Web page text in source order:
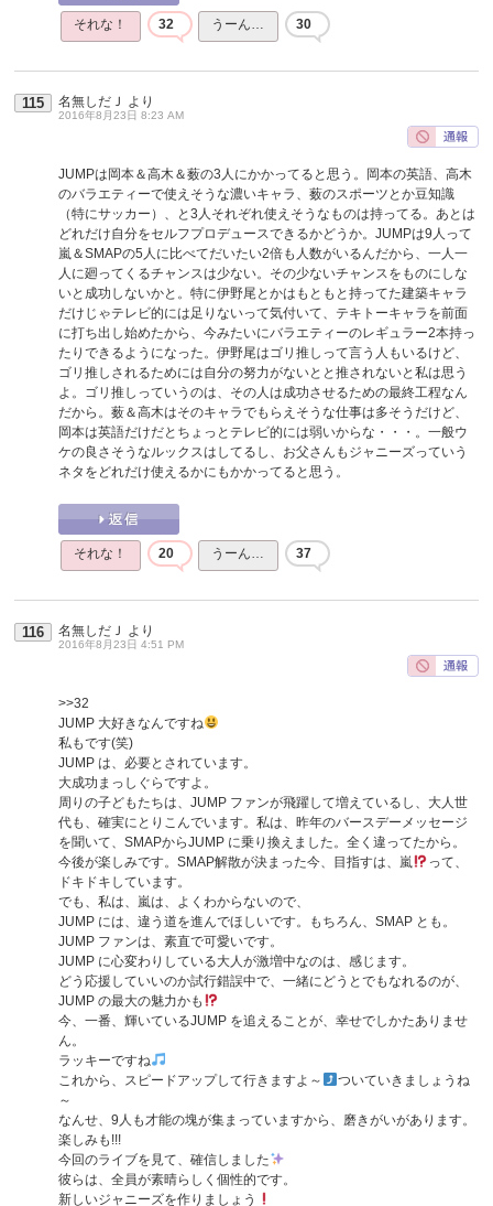
それな！ 32 うーん… 30
115 名無しだＪ より
2016年8月23日 8:23 AM
JUMPは岡本＆高木＆薮の3人にかかってると思う。岡本の英語、高木
のバラエティーで使えそうな濃いキャラ、薮のスポーツとか豆知識
（特にサッカー）、と3人それぞれ使えそうなものは持ってる。あとは
どれだけ自分をセルフプロデュースできるかどうか。JUMPは9人って
嵐＆SMAPの5人に比べてだいたい2倍も人数がいるんだから、一人一
人に廻ってくるチャンスは少ない。その少ないチャンスをものにしな
いと成功しないかと。特に伊野尾とかはもともと持ってた建築キャラ
だけじゃテレビ的には足りないって気付いて、テキトーキャラを前面
に打ち出し始めたから、今みたいにバラエティーのレギュラー2本持っ
たりできるようになった。伊野尾はゴリ推しって言う人もいるけど、
ゴリ推しされるためには自分の努力がないとと推されないと私は思う
よ。ゴリ推しっていうのは、その人は成功させるための最終工程なん
だから。薮＆高木はそのキャラでもらえそうな仕事は多そうだけど、
岡本は英語だけだとちょっとテレビ的には弱いからな・・・。一般ウ
ケの良さそうなルックスはしてるし、お父さんもジャニーズっていう
ネタをどれだけ使えるかにもかかってると思う。
それな！ 20 うーん… 37
116 名無しだＪ より
2016年8月23日 4:51 PM
>>32
JUMP 大好きなんですね
私もです(笑)
JUMP は、必要とされています。
大成功まっしぐらですよ。
周りの子どもたちは、JUMP ファンが飛躍して増えているし、大人世
代も、確実にとりこんでいます。私は、昨年のバースデーメッセージ
を聞いて、SMAPからJUMP に乗り換えました。全く違ってたから。
今後が楽しみです。SMAP解散が決まった今、目指すは、嵐
って、
ドキドキしています。
でも、私は、嵐は、よくわからないので、
JUMP には、違う道を進んでほしいです。もちろん、SMAP とも。
JUMP ファンは、素直で可愛いです。
JUMP に心変わりしている大人が激増中なのは、感じます。
どう応援していいのか試行錯誤中で、一緒にどうとでもなれるのが、
JUMP の最大の魅力かも
今、一番、輝いているJUMP を追えることが、幸せでしかたありませ
ん。
ラッキーですね
これから、スピードアップして行きますよ～
ついていきましょうね
～
なんせ、9人も才能の塊が集まっていますから、磨きがいがあります。
楽しみも!!!
今回のライブを見て、確信しました
彼らは、全員が素晴らしく個性的です。
新しいジャニーズを作りましょう